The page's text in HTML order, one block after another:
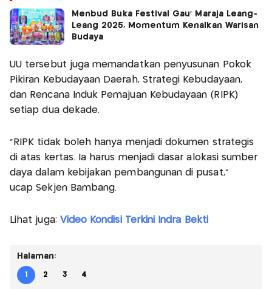
Menbud Buka Festival Gau’ Maraja Leang-
Leang 2025, Momentum Kenalkan Warisan
Budaya
UU tersebut juga memandatkan penyusunan Pokok
Pikiran Kebudayaan Daerah, Strategi Kebudayaan,
dan Rencana Induk Pemajuan Kebudayaan (RIPK)
setiap dua dekade.
“RIPK tidak boleh hanya menjadi dokumen strategis
di atas kertas. Ia harus menjadi dasar alokasi sumber
daya dalam kebijakan pembangunan di pusat,”
ucap Sekjen Bambang.
Lihat juga: Video Kondisi Terkini Indra Bekti
Halaman:
1 2 3 4